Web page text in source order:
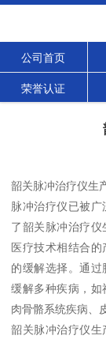
公司首页
荣誉认证
韶关脉冲治疗仪生
脉冲治疗仪已被
了韶关脉冲治疗
医疗技术相结合
的缓解选择。通
缓解多种疾病，
肉骨骼系统疾病、
韶关脉冲治疗仪